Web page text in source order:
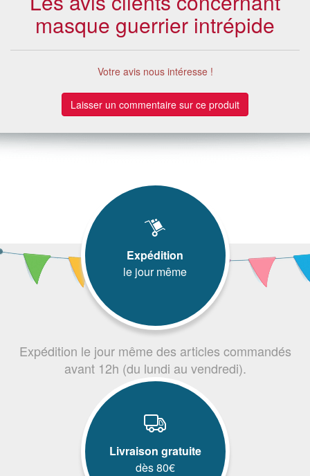
masque guerrier intrépide
Votre avis nous intéresse !
Laisser un commentaire sur ce produit
Expédition
le jour même
Expédition le jour même des articles commandés
avant 12h (du lundi au vendredi).
Livraison gratuite
dès 80€